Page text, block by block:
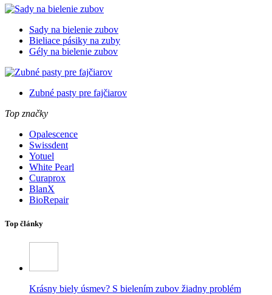
Sady na bielenie zubov
Bieliace pásiky na zuby
Gély na bielenie zubov
Zubné pasty pre fajčiarov
Top značky
Opalescence
Swissdent
Yotuel
White Pearl
Curaprox
BlanX
BioRepair
Top články
Krásny biely úsmev? S bielením zubov žiadny problém